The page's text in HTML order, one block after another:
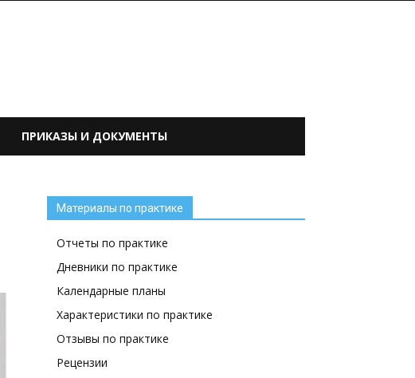
ПРИКАЗЫ И ДОКУМЕНТЫ
Материалы по практике
Отчеты по практике
Дневники по практике
Календарные планы
Характеристики по практике
Отзывы по практике
Рецензии